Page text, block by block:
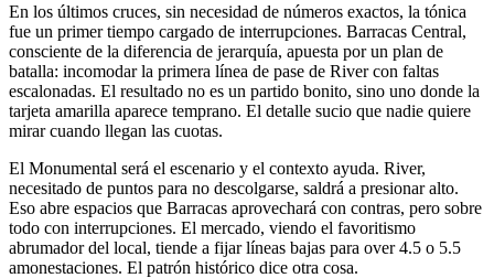
En los últimos cruces, sin necesidad de números exactos, la tónica
fue un primer tiempo cargado de interrupciones. Barracas Central,
consciente de la diferencia de jerarquía, apuesta por un plan de
batalla: incomodar la primera línea de pase de River con faltas
escalonadas. El resultado no es un partido bonito, sino uno donde la
tarjeta amarilla aparece temprano. El detalle sucio que nadie quiere
mirar cuando llegan las cuotas.
El Monumental será el escenario y el contexto ayuda. River,
necesitado de puntos para no descolgarse, saldrá a presionar alto.
Eso abre espacios que Barracas aprovechará con contras, pero sobre
todo con interrupciones. El mercado, viendo el favoritismo
abrumador del local, tiende a fijar líneas bajas para over 4.5 o 5.5
amonestaciones. El patrón histórico dice otra cosa.